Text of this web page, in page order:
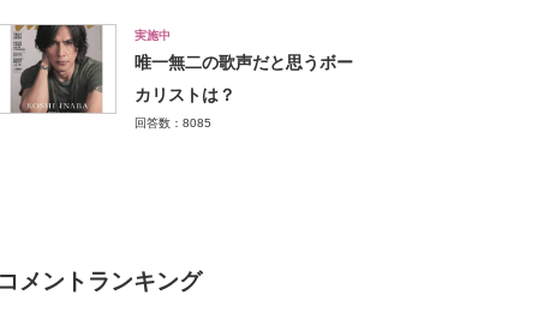
実施中
唯一無二の歌声だと思うボー
カリストは？
回答数：8085
メントランキング